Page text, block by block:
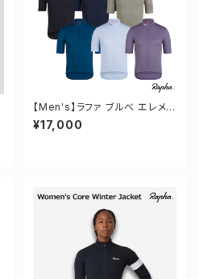
【Men's】ラファ ブルべ エレメン
ト ジャージ 半袖 夏
¥17,000